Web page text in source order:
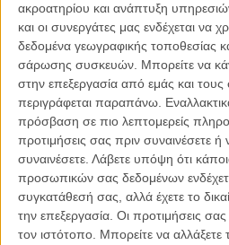
ακροατηρίου και ανάπτυξη
και οι συνεργάτες μας ενδέχεται να
δεδομένα γεωγραφικής τοποθεσίας
σάρωσης συσκευών. Μπορείτε να
στην επεξεργασία από εμάς και
περιγράφεται παραπάνω.
πρόσβαση σε πιο λεπτομερείς
προτιμήσεις σας πριν συναινέσετε ή
συναινέσετε. Λάβετε υπόψη ότι
προσωπικών σας δεδομένων
συγκατάθεσή σας, αλλά έχετε το
την επεξεργασία. Οι προτιμήσεις
τον ιστότοπο. Μπορείτε να αλλάξετε
Τη στιγμή που γράφονται αυτές οι
Παπακαλιάτης που υπογράφει και το
γυρίσματα του πρώτου μέρους της
τρίτο θα γυριστούν στα τέλη
πρωταγωνιστούν ο Μηνάς
Νίκη Βακάλη και ο Ταουφίκ Μπαρχόμ.
Η ταινία είναι μια παραγωγή της Plus
συμπαραγωγή με τον Alpha τον ΟΤΕ
παραγωγοί είναι ο Κώστας Σούσουλας
Παπακαλιάτης και η διανομή της
στη Village.